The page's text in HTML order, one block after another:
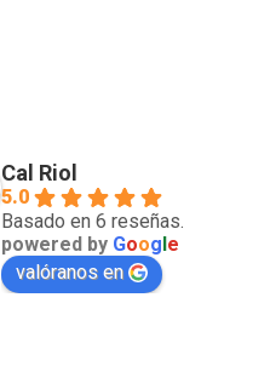
Cal Riol
5.0
Basado en 6 reseñas.
powered by Google
valóranos en